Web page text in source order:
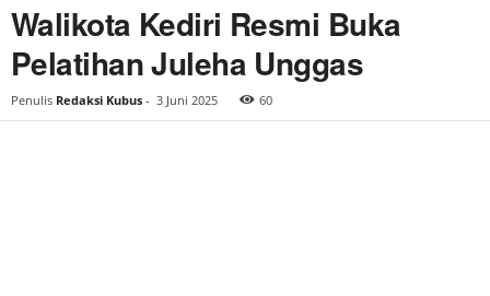
Walikota Kediri Resmi Buka
Pelatihan Juleha Unggas
Penulis Redaksi Kubus - 3 Juni 2025 60